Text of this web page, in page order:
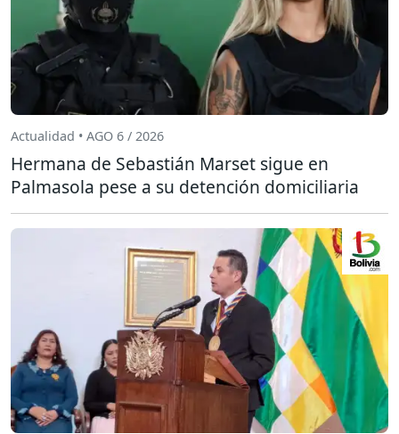
Actualidad • AGO 6 / 2026
Hermana de Sebastián Marset sigue en
Palmasola pese a su detención domiciliaria